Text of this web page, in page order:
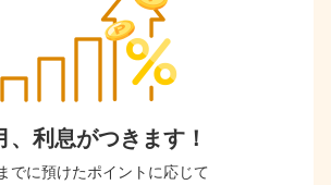
、利息がつきます！
でに預けたポイントに応じて